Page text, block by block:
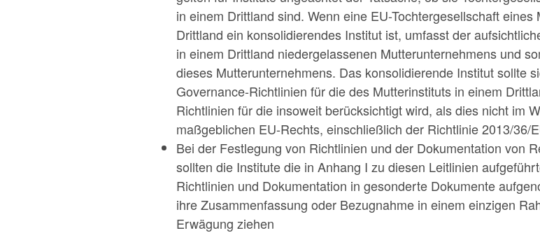
in einem Drittland sind. Wenn eine EU-Tochtergesellschaft
Drittland ein konsolidierendes Institut ist, umfasst der
in einem Drittland niedergelassenen Mutterunternehmens und
dieses Mutterunternehmens. Das konsolidierende Institut sollte
Governance-Richtlinien für die des Mutterinstituts in einem
Richtlinien für die insoweit berücksichtigt wird, als dies nicht im
maßgeblichen EU-Rechts, einschließlich der Richtlinie 2013/36/
Bei der Festlegung von Richtlinien und der Dokumentation von
sollten die Institute die in Anhang I zu diesen Leitlinien
Richtlinien und Dokumentation in gesonderte Dokumente
ihre Zusammenfassung oder Bezugnahme in einem einzigen
Erwägung ziehen